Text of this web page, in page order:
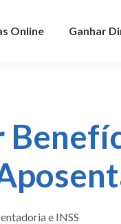
Online Ganhar
e INSS